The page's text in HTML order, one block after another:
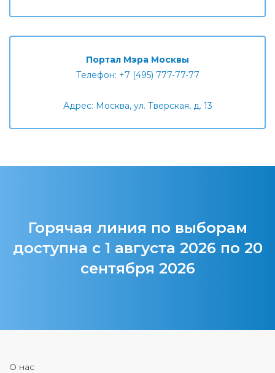
Портал Мэра Москвы
Телефон: +7 (495) 777-77-77
Адрес: Москва, ул. Тверская, д. 13
Горячая линия по выборам
доступна с 1 августа 2026 по 20
сентября 2026
О нас